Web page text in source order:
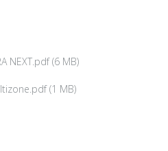
NEXT.pdf (6 MB)
(1 MB)